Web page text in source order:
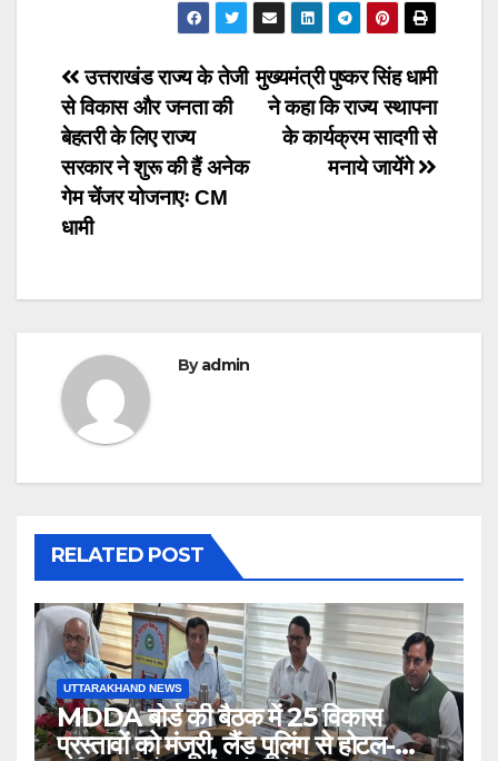
Post
navigation
मुख्यमंत्री पुष्कर सिंह धामी
ने कहा कि राज्य स्थापना
के कार्यक्रम सादगी से
मनाये जायेंगे
उत्तराखंड राज्य के तेजी
से विकास और जनता की
बेहतरी के लिए राज्य
सरकार ने शुरू की हैं अनेक
गेम चेंजर योजनाएः CM
धामी
Byadmin
RELATED POST
UTTARAKHAND NEWS
MDDA बोर्ड की बैठक में 25 विकास
प्रस्तावों को मंजूरी, लैंड पूलिंग से होटल-